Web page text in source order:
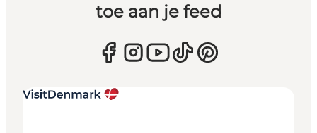
toe aan je feed